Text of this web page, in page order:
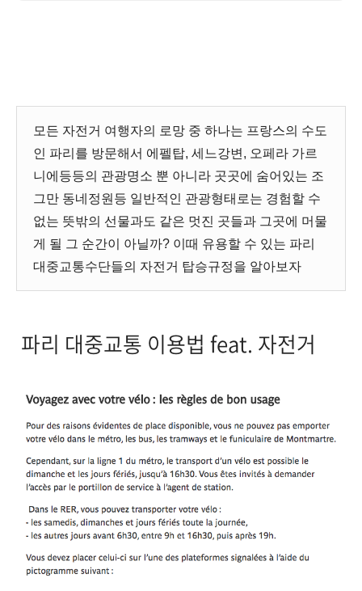
모든 자전거 여행자의 로망 중 하나는 프랑스의 수도
인 파리를 방문해서 에펠탑, 세느강변, 오페라 가르
니에등등의 관광명소 뿐 아니라 곳곳에 숨어있는 조
그만 동네정원등 일반적인 관광형태로는 경험할 수
없는 뜻밖의 선물과도 같은 멋진 곳들과 그곳에 머물
게 될 그 순간이 아닐까? 이때 유용할 수 있는 파리
대중교통수단들의 자전거 탑승규정을 알아보자
파리 대중교통 이용법 feat. 자전거